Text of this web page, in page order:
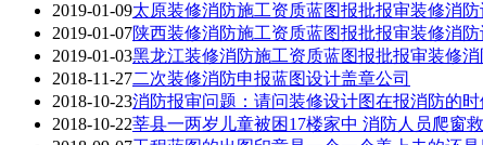
2019-01-09太原装修消防施工资质蓝图报批报审装修消
2019-01-07陕西装修消防施工资质蓝图报批报审装修消
2019-01-03黑龙江装修消防施工资质蓝图报批报审装修
2018-11-27二次装修消防申报蓝图设计盖章公司
2018-10-23消防报审问题：请问装修设计图在报消防的
2018-10-22莘县一两岁儿童被困17楼家中 消防人员爬窗